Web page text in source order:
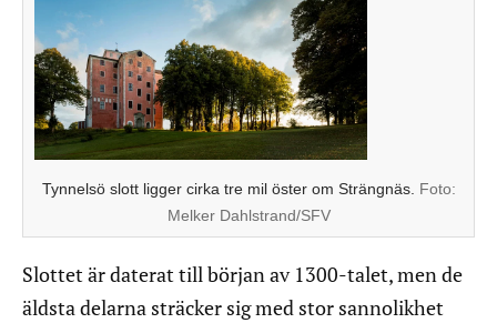
Tynnelsö slott ligger cirka tre mil öster om Strängnäs. Foto:
Melker Dahlstrand/SFV
Slottet är daterat till början av 1300-talet, men de
äldsta delarna sträcker sig med stor sannolikhet